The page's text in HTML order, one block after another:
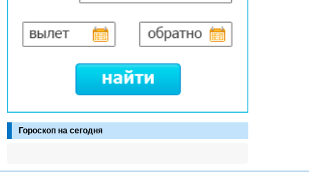
Гороскоп на сегодня